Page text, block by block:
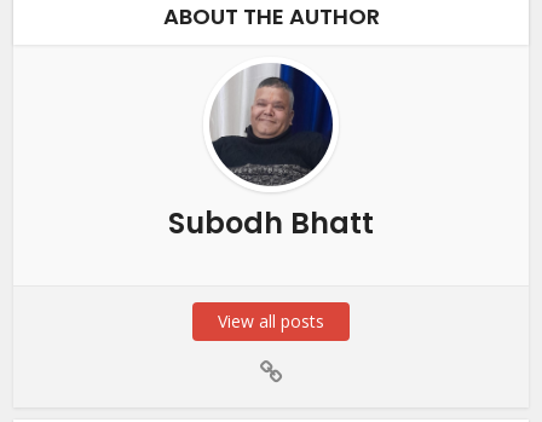
ABOUT THE AUTHOR
Subodh Bhatt
View all posts